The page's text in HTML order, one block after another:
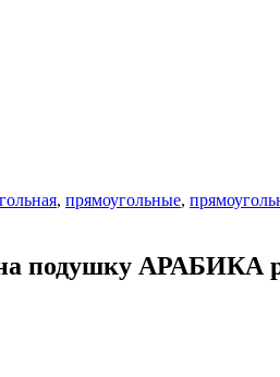
, прямоугольные,
подушку АРАБИКА